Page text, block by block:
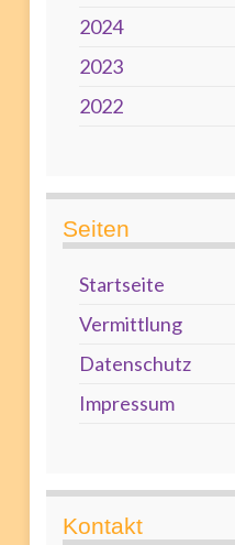
2024
2023
2022
Seiten
Startseite
Vermittlung
Datenschutz
Impressum
Kontakt